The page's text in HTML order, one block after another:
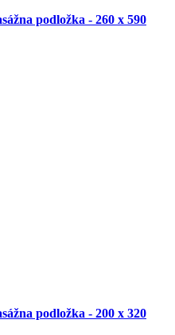
podložka - 260 x 590
podložka - 200 x 320